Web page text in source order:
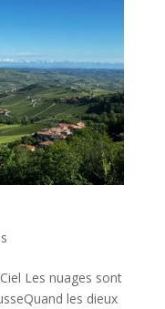
Les nuages sont
les dieux